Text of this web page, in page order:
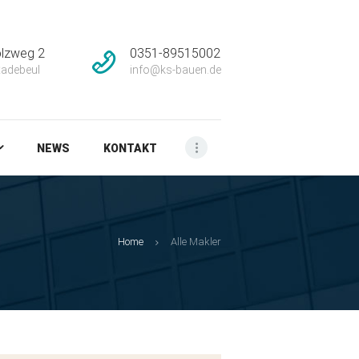
2 0351-89515002
info@ks-bauen.de
NEWS KONTAKT
Home Alle Makler